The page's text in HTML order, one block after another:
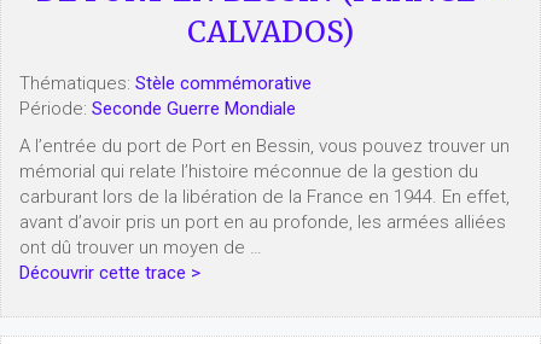
CALVADOS)
Thématiques: Stèle commémorative
Période: Seconde Guerre Mondiale
A l’entrée du port de Port en Bessin, vous pouvez trouver un
mémorial qui relate l’histoire méconnue de la gestion du
carburant lors de la libération de la France en 1944. En effet,
avant d’avoir pris un port en au profonde, les armées alliées
ont dû trouver un moyen de …
Découvrir cette trace >